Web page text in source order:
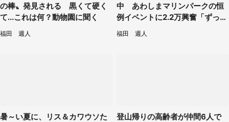
の棒〟発見される 黒くて硬く
て...これは何？動物園に聞く
福田 週人
中 あわしまマリンパークの恒
例イベントに2.2万興奮「ずっと
見てたい」
福田 週人
暑～い夏に、リス＆カワウソた
登山帰りの高齢者が仲間6人で